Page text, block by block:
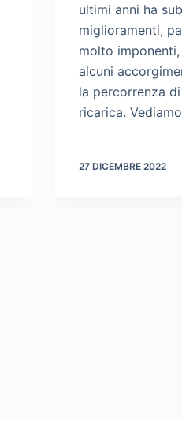
ultimi anni ha
miglioramenti,
molto
alcuni
la percorrenza
ricarica.
27 DICEMBRE 2022